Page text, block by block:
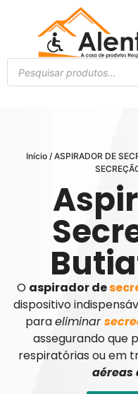
Início / ASPIRADOR DE
O aspirador de
dispositivo
paraeliminar
assegurando que
respiratórias ou em
aéreas